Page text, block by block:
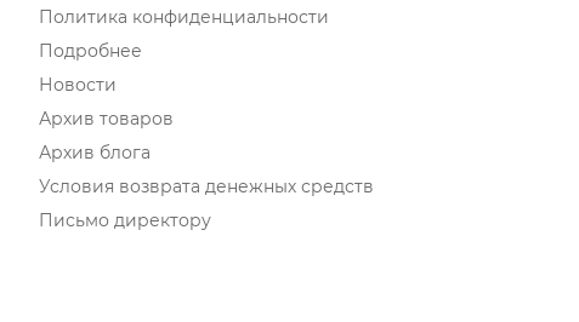
Политика конфиденциальности
Подробнее
Новости
Архив товаров
Архив блога
Условия возврата денежных средств
Письмо директору